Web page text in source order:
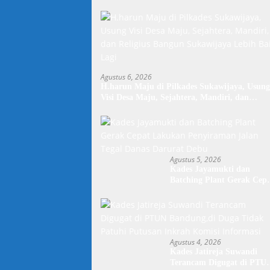
Agustus 6, 2026
Agustus 5, 2026
Agustus 4, 2026